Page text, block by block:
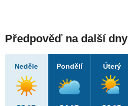
Předpověď na další dny
Neděle Pondělí Úterý